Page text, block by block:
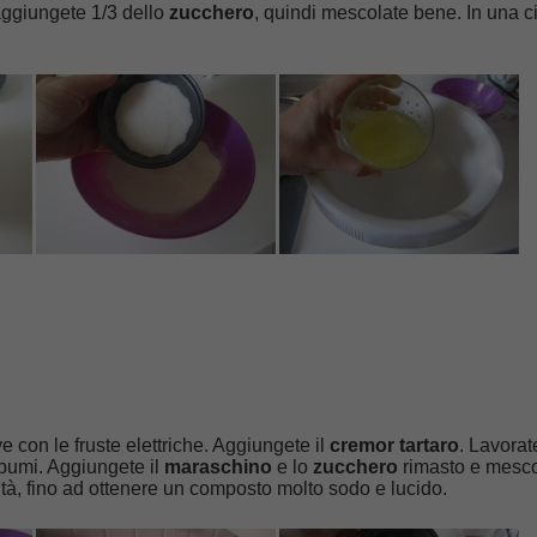
1/3 dellozucchero, quindi mescolate bene. In una
con le fruste elettriche. Aggiungete ilcremor tartaro.
Aggiungete il maraschino e lozucchero rimasto e
fino ad ottenere un composto molto sodo e lucido.